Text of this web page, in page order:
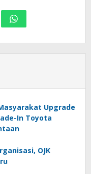
Upgrade
In Toyota
OJK